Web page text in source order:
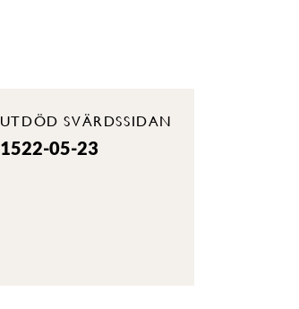
UTDÖD SVÄRDSSIDAN
1522-05-23